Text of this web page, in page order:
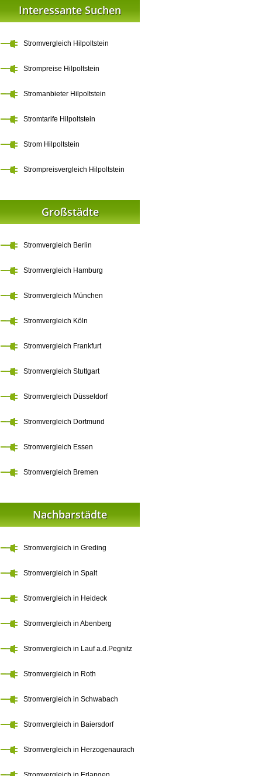
Interessante Suchen
Stromvergleich Hilpoltstein
Strompreise Hilpoltstein
Stromanbieter Hilpoltstein
Stromtarife Hilpoltstein
Strom Hilpoltstein
Strompreisvergleich Hilpoltstein
Großstädte
Stromvergleich Berlin
Stromvergleich Hamburg
Stromvergleich München
Stromvergleich Köln
Stromvergleich Frankfurt
Stromvergleich Stuttgart
Stromvergleich Düsseldorf
Stromvergleich Dortmund
Stromvergleich Essen
Stromvergleich Bremen
Nachbarstädte
Stromvergleich in Greding
Stromvergleich in Spalt
Stromvergleich in Heideck
Stromvergleich in Abenberg
Stromvergleich in Lauf a.d.Pegnitz
Stromvergleich in Roth
Stromvergleich in Schwabach
Stromvergleich in Baiersdorf
Stromvergleich in Herzogenaurach